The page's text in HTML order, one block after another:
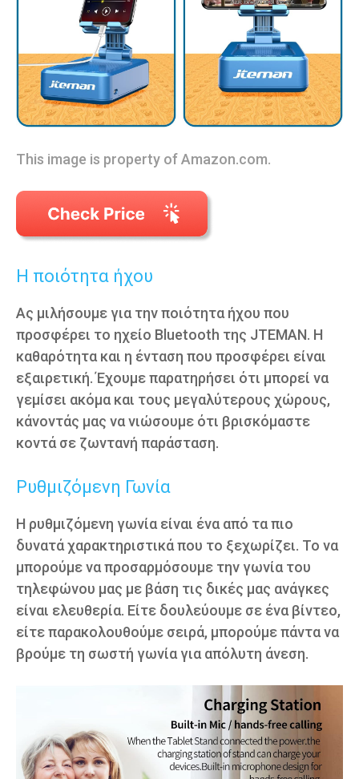
This image is property of Amazon.com.
Η ποιότητα ήχου
Ας μιλήσουμε για την ποιότητα ήχου που
προσφέρει το ηχείο Bluetooth της JTEMAN. Η
καθαρότητα και η ένταση που προσφέρει είναι
εξαιρετική. Έχουμε παρατηρήσει ότι μπορεί να
γεμίσει ακόμα και τους μεγαλύτερους χώρους,
κάνοντάς μας να νιώσουμε ότι βρισκόμαστε
κοντά σε ζωντανή παράσταση.
Ρυθμιζόμενη Γωνία
Η ρυθμιζόμενη γωνία είναι ένα από τα πιο
δυνατά χαρακτηριστικά που το ξεχωρίζει. Το να
μπορούμε να προσαρμόσουμε την γωνία του
τηλεφώνου μας με βάση τις δικές μας ανάγκες
είναι ελευθερία. Είτε δουλεύουμε σε ένα βίντεο,
είτε παρακολουθούμε σειρά, μπορούμε πάντα να
βρούμε τη σωστή γωνία για απόλυτη άνεση.